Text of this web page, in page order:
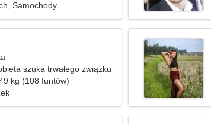
Samochody
szuka trwałego związku
kg (108 funtów)